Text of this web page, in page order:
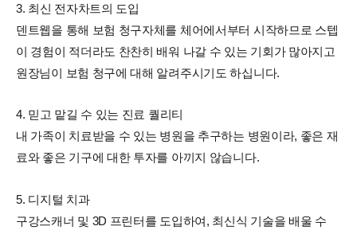
3. 최신 전자차트의 도입
덴트웹을 통해 보험 청구자체를 체어에서부터 시작하므로 스텝
이 경험이 적더라도 찬찬히 배워 나갈 수 있는 기회가 많아지고
원장님이 보험 청구에 대해 알려주시기도 하십니다.
4. 믿고 맡길 수 있는 진료 퀄리티
내 가족이 치료받을 수 있는 병원을 추구하는 병원이라, 좋은 재
료와 좋은 기구에 대한 투자를 아끼지 않습니다.
5. 디지털 치과
구강스캐너 및 3D 프린터를 도입하여, 최신식 기술을 배울 수